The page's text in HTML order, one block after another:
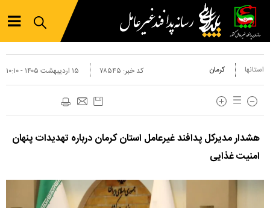
استانها کرمان ۱۵ ارديبهشت ۱۴۰۵ - ۱۰:۱۰ کد خبر: ۷۸۵۴۵
هشدار مدیرکل پدافند غیرعامل استان کرمان درباره تهدیدات پنهان
امنیت غذایی